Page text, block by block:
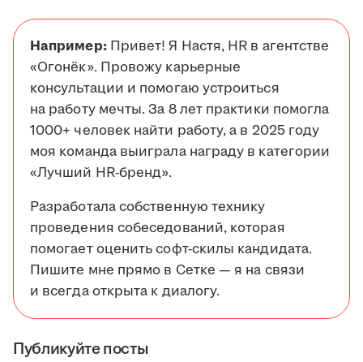
Например:Привет! Я Настя, HR в агентстве
«Огонёк». Провожу карьерные
консультации и помогаю устроиться
на работу мечты. За 8 лет практики помогла
1000+ человек найти работу, а в 2025 году
моя команда выиграла награду в категории
«Лучший HR-бренд».
Разработала собственную технику
проведения собеседований, которая
помогает оценить софт-скилы кандидата.
Пишите мне прямо в Сетке — я на связи
и всегда открыта к диалогу.
Публикуйте посты